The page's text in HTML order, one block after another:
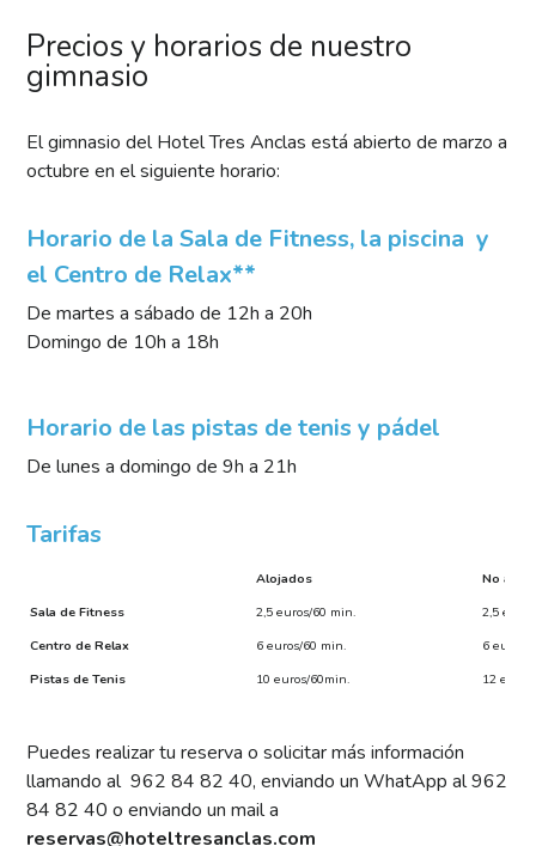
Precios y horarios de nuestro
gimnasio
El gimnasio del Hotel Tres Anclas está abierto de marzo a
octubre en el siguiente horario:
Horario de la Sala de Fitness, la piscina y
el Centro de Relax**
De martes a sábado de 12h a 20h
Domingo de 10h a 18h
Horario de las pistas de tenis y pádel
De lunes a domingo de 9h a 21h
Tarifas
Alojados
No
Sala de Fitness
2,5 euros/60 min.
2,5
Centro de Relax
6 euros/60 min.
6 euros/
Pistas de Tenis
10 euros/60min.
12
Puedes realizar tu reserva o solicitar más información
llamando al 962 84 82 40, enviando un WhatApp al 962
84 82 40 o enviando un mail a
reservas@hoteltresanclas.com